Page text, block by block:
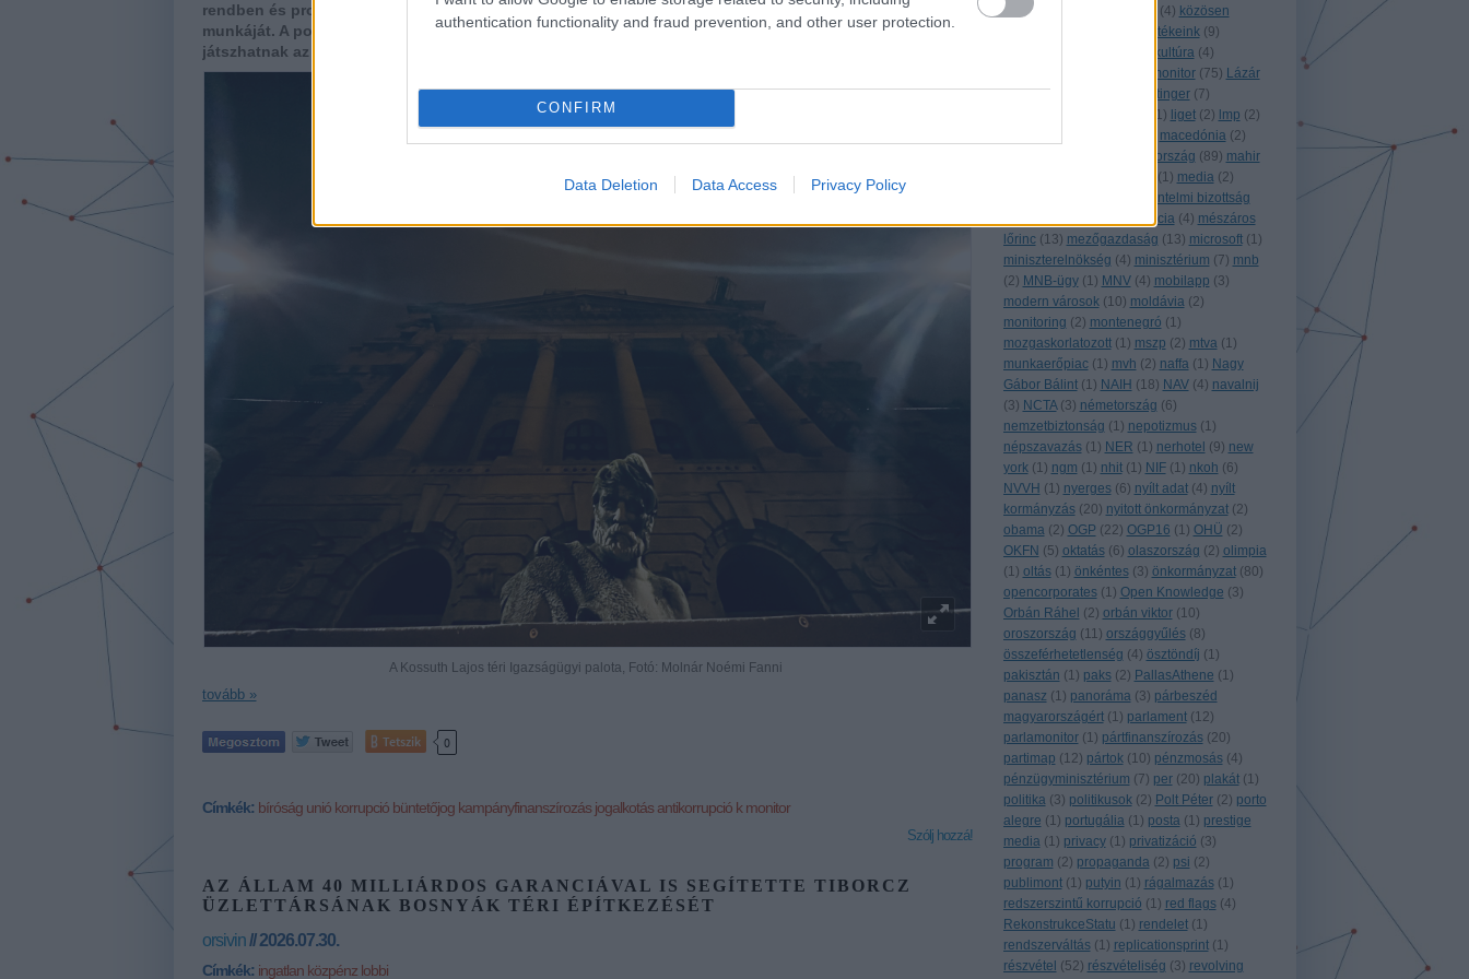
authentication functionality and fraud prevention, and other user protection.
CONFIRM
Data Deletion Data Access Privacy Policy
közgép
(4) közösen
közösértékeink (9)
kultúra (4)
k monitor (75) Lázár
János (5 leisztinger (7)
1) liget (2) lmp (2)
macedónia (2)
magyarország ( 89) mahir
(1) media (2)
mentelmi bizottság
mesterséges intelligencia (4) mészáros
lőrinc (13) mezőgazdaság (13) microsoft (1)
miniszterelnökség (4) minisztérium (7) mnb
(2) MNB-ügy (1) MNV (4) mobilapp (3)
modern városok (10) moldávia (2)
monitoring (2) montenegró (1)
mozgaskorlatozott (1) mszp (2) mtva (1)
munkaerőpiac (1) mvh (2) naffa (1) Nagy
Gábor Bálint (1) NAIH (18) NAV (4) navalnij
(3) NCTA (3) németország (6)
nemzetbiztonság (1) nepotizmus (1)
népszavazás (1) NER (1) nerhotel (9) new
york (1) ngm (1) nhit (1) NIF (1) nkoh (6)
NVVH (1) nyerges (6) nyílt adat (4) nyílt
kormányzás (20) nyitott önkormányzat (2)
obama (2) OGP (22) OGP16 (1) OHÜ (2)
OKFN (5) oktatás (6) olaszország (2) olimpia
(1) oltás (1) önkéntes (3) önkormányzat ( 80)
opencorporates (1) Open Knowledge (3)
Orbán Ráhel (2) orbán viktor (10)
oroszország (11) országgyűlés ( 8)
összeférhetetlenség (4) ösztöndíj (1)
pakisztán (1) paks (2) PallasAthene (1)
panasz (1) panoráma (3) párbeszéd
magyarországért (1) parlament (12)
parlamonitor (1) pártfinanszírozás (20)
partimap (12) pártok (10) pénzmosás (4)
pénzügyminisztérium (7) per (20) plakát (1)
politika (3) politikusok (2) Polt Péter (2) porto
alegre (1) portugália (1) posta (1) prestige
media (1) privacy (1) privatizáció (3)
program (2) propaganda (2) psi (2)
publimont (1) putyin (1) rágalmazás (1)
redszerszintű korrupció (1) red flags (4)
RekonstrukceStatu (1) rendelet (1)
rendszerváltás (1) replicationsprint (1)
részvétel (52) részvételiség (3) revolving
rendben és professzionálisan működő, infrastruktúrával ellátott állami szervek antikorrupciós
munkáját. A polgárok aktívabb részvételét lehetővé tevő jogintézmények azonban fontos szerepet
játszhatnak az antikorrupciós intézményrendszer működésbe hozásában.
A Kossuth Lajos téri Igazságügyi palota, Fotó: Molnár Noémi Fanni
tovább »
Tetszik 0
Címkék: bíróság unió korrupció büntetőjog kampányfinanszírozás jogalkotás antikorrupció k monitor
Szólj hozzá!
AZ ÁLLAM 40 MILLIÁRDOS GARANCIÁVAL IS SEGÍTETTE TIBORCZ
ÜZLETTÁRSÁNAK BOSNYÁK TÉRI ÉPÍTKEZÉSÉT
orsivin// 2026.07.30.
Címkék: ingatlan közpénz lobbi